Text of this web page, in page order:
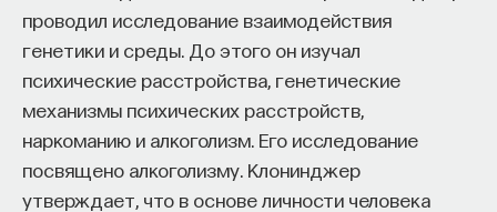
проводил исследование взаимодействия
генетики и среды. До этого он изучал
психические расстройства, генетические
механизмы психических расстройств,
наркоманию и алкоголизм. Его исследование
посвящено алкоголизму. Клонинджер
утверждает, что в основе личности человека